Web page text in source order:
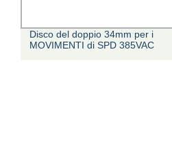
Disco del doppio 34mm per i
MOVIMENTI di SPD 385VAC